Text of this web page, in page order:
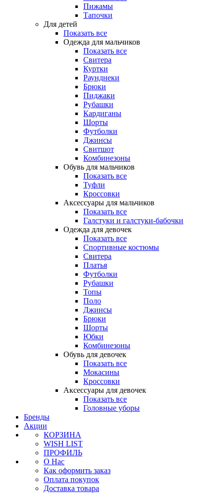
Пижамы
Тапочки
Для детей
Показать все
Одежда для мальчиков
Показать все
Свитера
Куртки
Раунднеки
Брюки
Пиджаки
Рубашки
Кардиганы
Шорты
Футболки
Джинсы
Свитшот
Комбинезоны
Обувь для мальчиков
Показать все
Туфли
Кроссовки
Аксессуары для мальчиков
Показать все
Галстуки и галстуки-бабочки
Одежда для девочек
Показать все
Спортивные костюмы
Свитера
Платья
Футболки
Рубашки
Топы
Поло
Джинсы
Брюки
Шорты
Юбки
Комбинезоны
Обувь для девочек
Показать все
Мокасины
Кроссовки
Аксессуары для девочек
Показать все
Головные уборы
Бренды
Акции
КОРЗИНА
WISH LIST
ПРОФИЛЬ
О Нас
Как оформить заказ
Оплата покупок
Доставка товара